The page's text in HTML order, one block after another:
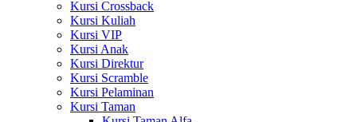
Kursi Crossback
Kursi Kuliah
Kursi VIP
Kursi Anak
Kursi Direktur
Kursi Scramble
Kursi Pelaminan
Kursi Taman